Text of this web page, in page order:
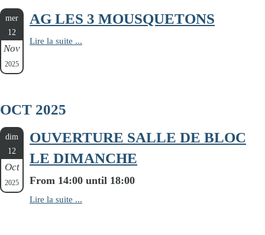
mer
12
Nov
2025
AG LES 3 MOUSQUETONS
Lire la suite ...
OCT 2025
dim
12
Oct
2025
OUVERTURE SALLE DE BLOC
LE DIMANCHE
From 14:00 until 18:00
Lire la suite ...